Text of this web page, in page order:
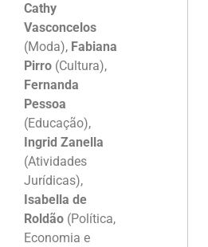
Cathy
Vasconcelos
(Moda), Fabiana
Pirro (Cultura),
Fernanda
Pessoa
(Educação),
Ingrid Zanella
(Atividades
Jurídicas),
Isabella de
Roldão (Política,
Economia e